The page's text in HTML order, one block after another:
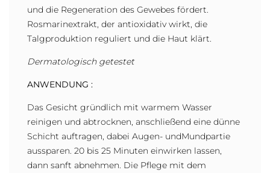
und die Regeneration des Gewebes fördert.
Rosmarinextrakt, der antioxidativ wirkt, die
Talgproduktion reguliert und die Haut klärt.
Dermatologisch getestet
ANWENDUNG :
Das Gesicht gründlich mit warmem Wasser
reinigen und abtrocknen, anschließend eine dünne
Schicht auftragen, dabei Augen- undMundpartie
aussparen. 20 bis 25 Minuten einwirken lassen,
dann sanft abnehmen. Die Pflege mit dem